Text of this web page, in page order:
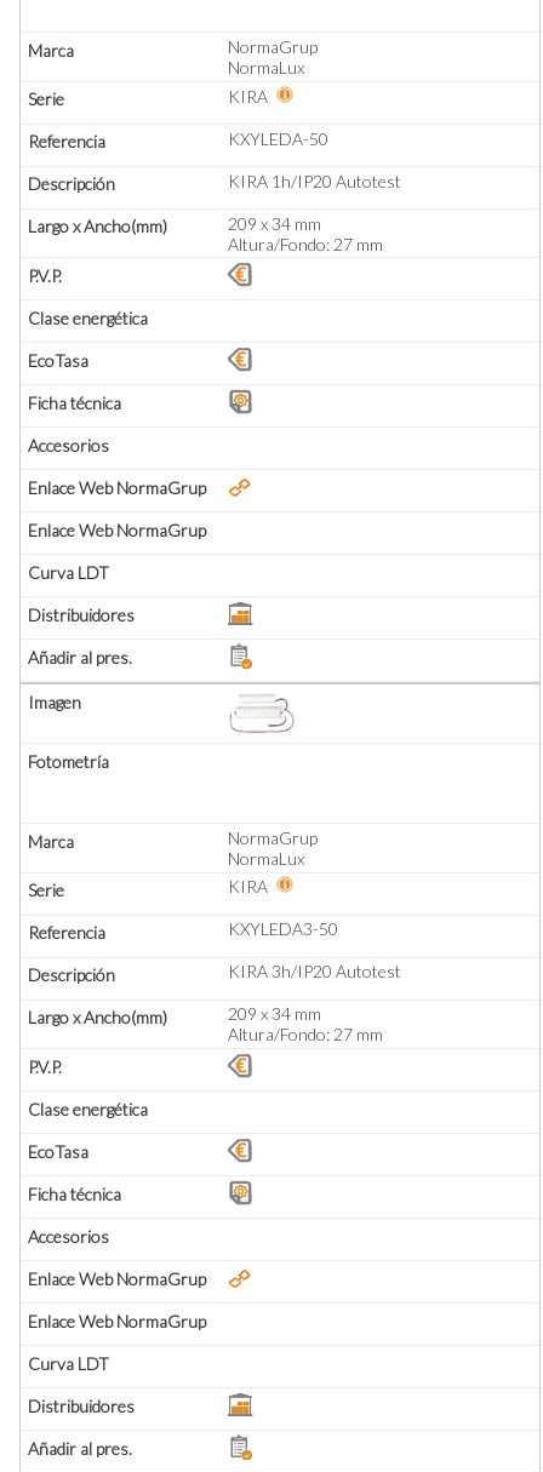
NormaGrup
NormaLux
KIRA
KXYLEDA-50
KIRA 1h/IP20 Autotest
209 x 34 mm
Altura/Fondo: 27 mm
NormaGrup
NormaLux
KIRA
KXYLEDA3-50
KIRA 3h/IP20 Autotest
209 x 34 mm
Altura/Fondo: 27 mm